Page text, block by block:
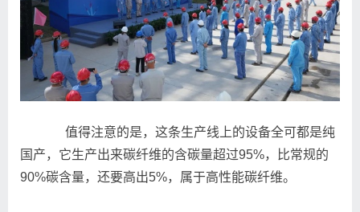
值得注意的是，这条生产线上的设备全可都是纯
国产，它生产出来碳纤维的含碳量超过95%，比常规的
90%碳含量，还要高出5%，属于高性能碳纤维。